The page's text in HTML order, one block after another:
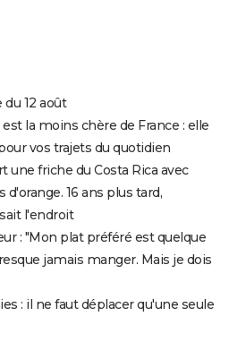
12 août
la moins chère de France : elle
vos trajets du quotidien
une friche du Costa Rica avec
16 ans plus tard,
l'endroit
: "Mon plat préféré est quelque
jamais manger. Mais je dois
: il ne faut déplacer qu'une seule